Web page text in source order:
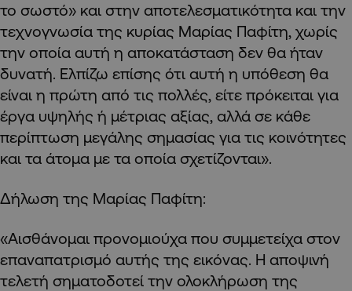
το σωστό» και στην αποτελεσματικότητα και την
τεχνογνωσία της κυρίας Μαρίας Παφίτη, χωρίς
την οποία αυτή η αποκατάσταση δεν θα ήταν
δυνατή. Ελπίζω επίσης ότι αυτή η υπόθεση θα
είναι η πρώτη από τις πολλές, είτε πρόκειται για
έργα υψηλής ή μέτριας αξίας, αλλά σε κάθε
περίπτωση μεγάλης σημασίας για τις κοινότητες
και τα άτομα με τα οποία σχετίζονται».
Δήλωση της Μαρίας Παφίτη:
«Αισθάνομαι προνομιούχα που συμμετείχα στον
επαναπατρισμό αυτής της εικόνας. Η αποψινή
τελετή σηματοδοτεί την ολοκλήρωση της